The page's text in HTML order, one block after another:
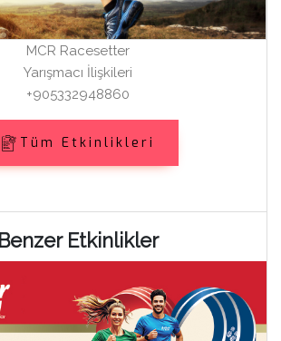
MCR Racesetter
Yarışmacı İlişkileri
+905332948860
Tüm Etkinlikleri
Benzer Etkinlikler